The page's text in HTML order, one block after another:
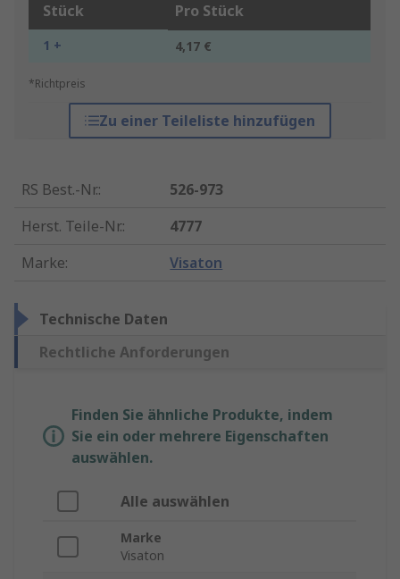
Stück Pro Stück
1 + 4,17 €
*Richtpreis
Zu einer Teileliste hinzufügen
RS Best.-Nr.:
526-973
Herst. Teile-Nr.:
4777
Marke: Visaton
Technische Daten
Rechtliche Anforderungen
Finden Sie ähnliche Produkte, indem
Sie ein oder mehrere Eigenschaften
auswählen.
Alle auswählen
Marke
Visaton